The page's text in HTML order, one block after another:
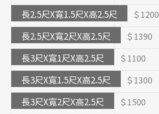
長2.5尺X寬1.5尺X高2.5尺 ＄1200
長2.5尺X寬2尺X高2.5尺 ＄1390
長3尺X寬1尺X高2.5尺 ＄1100
長3尺X寬1.5尺X高2.5尺 ＄1300
長3尺X寬2尺X高2.5尺 ＄1500